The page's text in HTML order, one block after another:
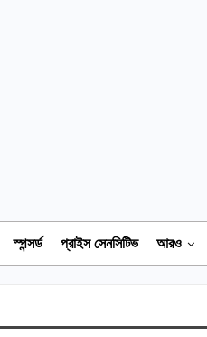
স্পন্সর্ড প্রাইস সেনসিটিভ আরও